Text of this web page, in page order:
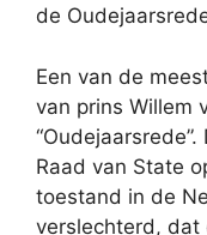
de
Een van de
van prins Willem
Raad van State
toestand in de
verslechterd, dat